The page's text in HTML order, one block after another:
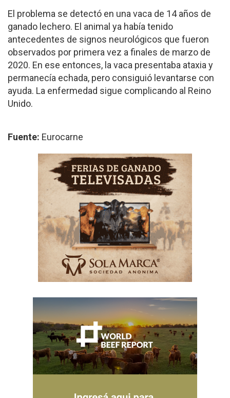
El problema se detectó en una vaca de 14 años de
ganado lechero. El animal ya había tenido
antecedentes de signos neurológicos que fueron
observados por primera vez a finales de marzo de
2020. En ese entonces, la vaca presentaba ataxia y
permanecía echada, pero consiguió levantarse con
ayuda. La enfermedad sigue complicando al Reino
Unido.
Fuente: Eurocarne